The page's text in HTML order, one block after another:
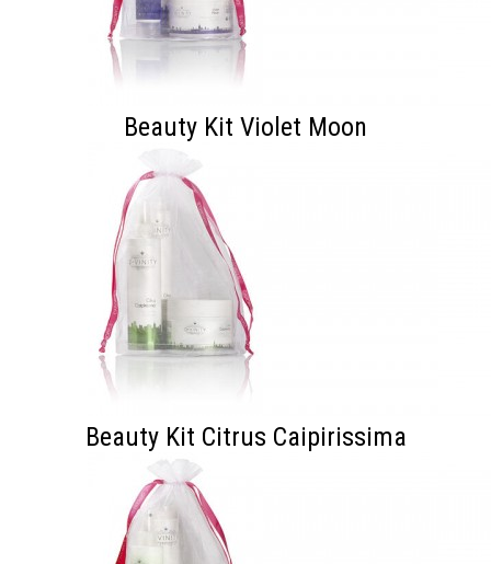
Beauty Kit Violet Moon
Beauty Kit Citrus Caipirissima